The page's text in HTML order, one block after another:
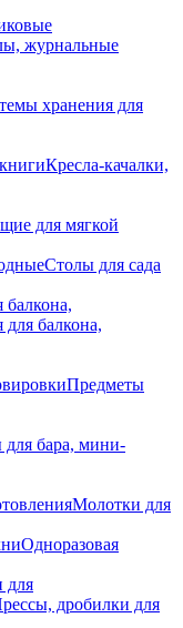
журнальные
хранения для
Кресла-качалки,
для мягкой
Столы для сада
для балкона,
Предметы
бара, мини-
Молотки для
Одноразовая
для
дробилки для